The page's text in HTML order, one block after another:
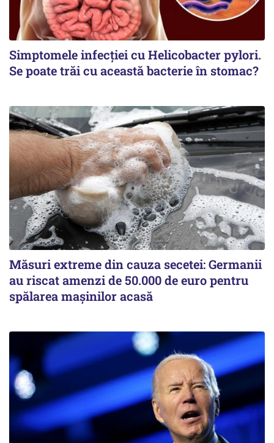
Simptomele infecției cu Helicobacter pylori.
Se poate trăi cu această bacterie în stomac?
Măsuri extreme din cauza secetei: Germanii
au riscat amenzi de 50.000 de euro pentru
spălarea mașinilor acasă